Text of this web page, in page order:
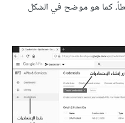
كما هو موضح في الشكل